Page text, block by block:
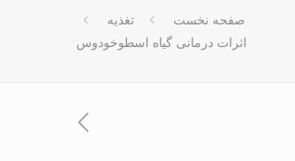
صفحه نخست
تغذیه
اثرات درمانی گیاه اسطوخودوس